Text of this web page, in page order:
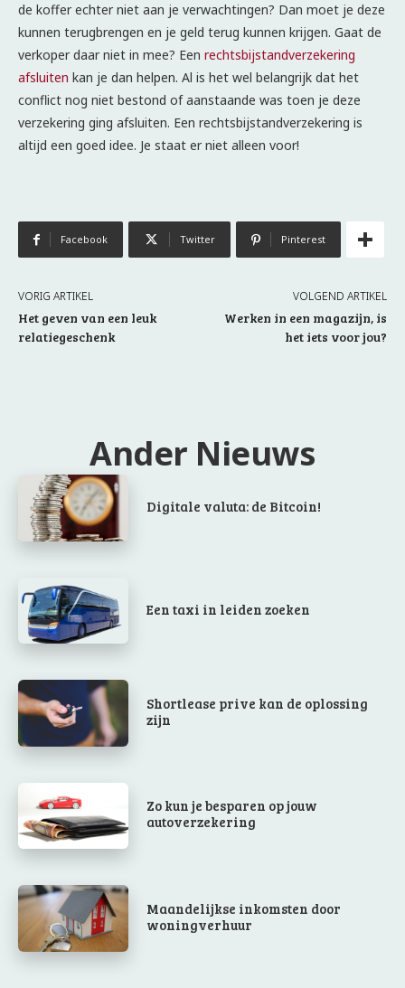
de koffer echter niet aan je verwachtingen? Dan moet je deze
kunnen terugbrengen en je geld terug kunnen krijgen. Gaat de
verkoper daar niet in mee? Een rechtsbijstandverzekering
afsluiten kan je dan helpen. Al is het wel belangrijk dat het
conflict nog niet bestond of aanstaande was toen je deze
verzekering ging afsluiten. Een rechtsbijstandverzekering is
altijd een goed idee. Je staat er niet alleen voor!
Facebook Twitter Pinterest
VORIG ARTIKEL
Het geven van een leuk
relatiegeschenk
VOLGEND ARTIKEL
Werken in een magazijn, is
het iets voor jou?
Ander Nieuws
Digitale valuta: de Bitcoin!
Een taxi in leiden zoeken
Shortlease prive kan de oplossing
zijn
Zo kun je besparen op jouw
autoverzekering
Maandelijkse inkomsten door
woningverhuur